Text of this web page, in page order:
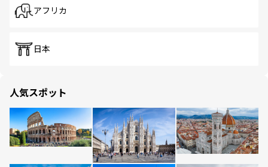
アフリカ
日本
人気スポット